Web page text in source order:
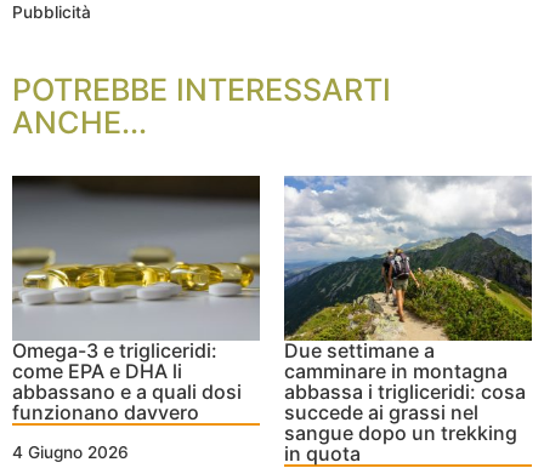
Pubblicità
POTREBBE INTERESSARTI
ANCHE...
Omega-3 e trigliceridi:
come EPA e DHA li
abbassano e a quali dosi
funzionano davvero
4 Giugno 2026
Due settimane a
camminare in montagna
abbassa i trigliceridi: cosa
succede ai grassi nel
sangue dopo un trekking
in quota